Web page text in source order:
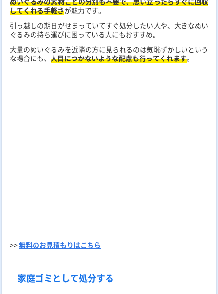
してくれる手軽さが魅力です。
引っ越しの期日がせまっていてすぐ処分したい人や、大きなぬい
ぐるみの持ち運びに困っている人にもおすすめ。
大量のぬいぐるみを近隣の方に見られるのは気恥ずかしいという
な場合にも、 人目につかないような配慮も行ってくれます。
>>無料のお見積もりはこちら
家庭ゴミとして処分する